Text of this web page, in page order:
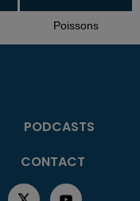
Poissons
PODCASTS
CONTACT